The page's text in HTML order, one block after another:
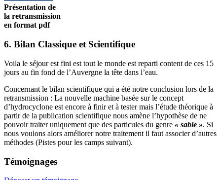
Présentation de
la retransmission
en format pdf
6. Bilan Classique et Scientifique
Voila le séjour est fini est tout le monde est reparti content de ces 15
jours au fin fond de l’Auvergne la tête dans l’eau.
Concernant le bilan scientifique qui a été notre conclusion lors de la
retransmission : La nouvelle machine basée sur le concept
d’hydrocyclone est encore à finir et à tester mais l’étude théorique à
partir de la publication scientifique nous amène l’hypothèse de ne
pouvoir traiter uniquement que des particules du genre « sable ». Si
nous voulons alors améliorer notre traitement il faut associer d’autres
méthodes (Pistes pour les camps suivant).
Témoignages